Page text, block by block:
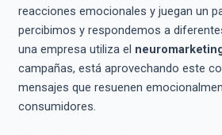
reacciones emocionales y juegan un
percibimos y respondemos a
una empresa utiliza el
campañas, está aprovechando este
mensajes que resuenen
consumidores.